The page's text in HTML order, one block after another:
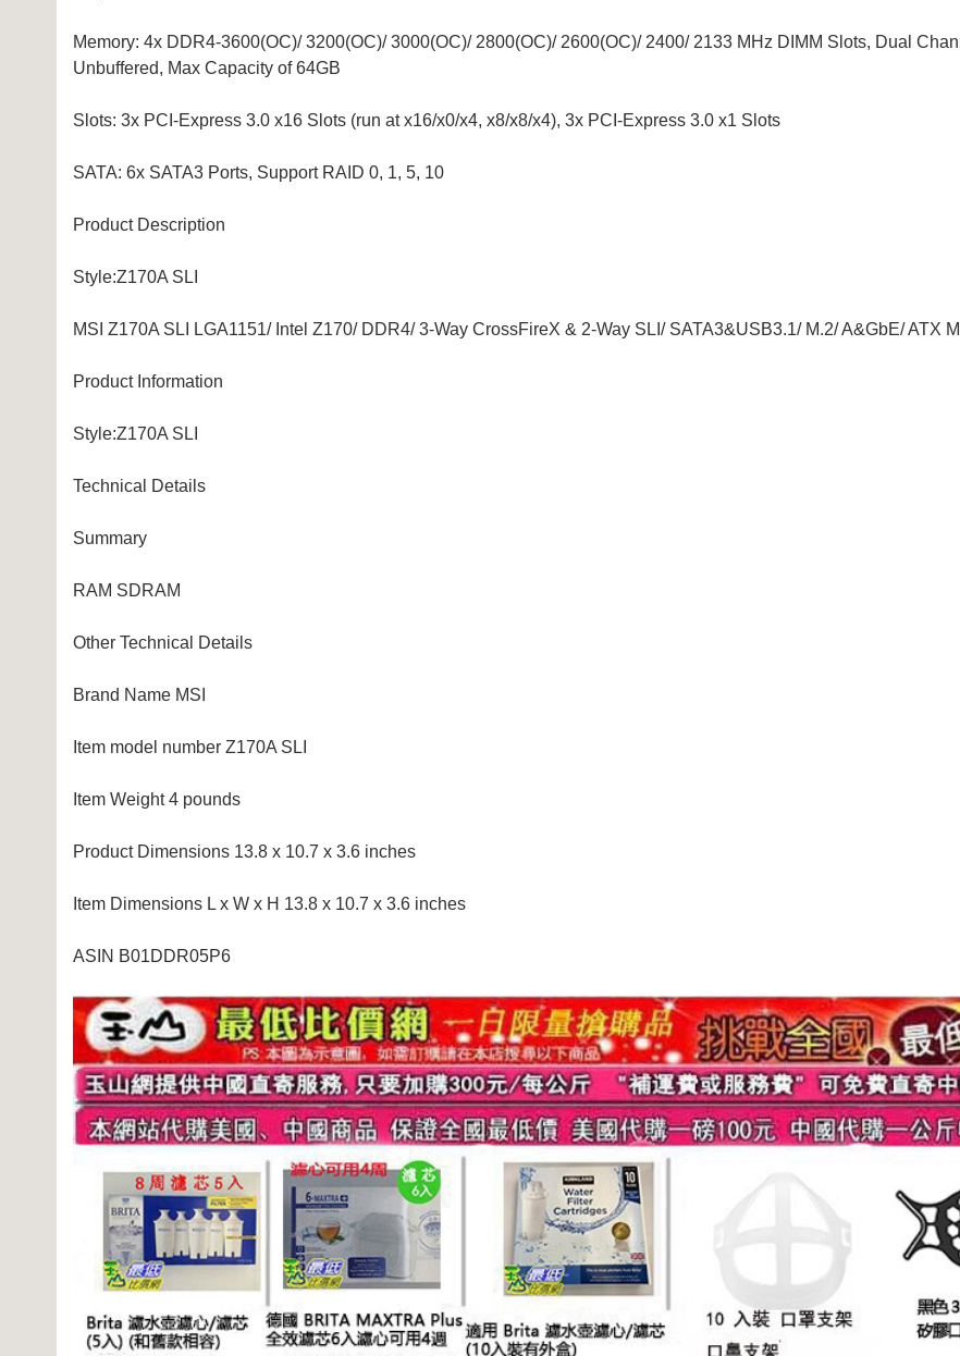
Memory: 4x DDR4-3600(OC)/ 3200(OC)/ 3000(OC)/ 2800(OC)/ 2600(OC)/ 2400/ 2133 MHz DIMM Slots, Dual
Unbuffered, Max Capacity of 64GB
Slots: 3x PCI-Express 3.0 x16 Slots (run at x16/x0/x4, x8/x8/x4), 3x PCI-Express 3.0 x1 Slots
SATA: 6x SATA3 Ports, Support RAID 0, 1, 5, 10
Product Description
Style:Z170A SLI
MSI Z170A SLI LGA1151/ Intel Z170/ DDR4/ 3-Way CrossFireX & 2-Way SLI/ SATA3&USB3.1/ M.2/ A&GbE/ ATX
Product Information
Style:Z170A SLI
Technical Details
Summary
RAM SDRAM
Other Technical Details
Brand Name MSI
Item model number Z170A SLI
Item Weight 4 pounds
Product Dimensions 13.8 x 10.7 x 3.6 inches
Item Dimensions L x W x H 13.8 x 10.7 x 3.6 inches
ASIN B01DDR05P6